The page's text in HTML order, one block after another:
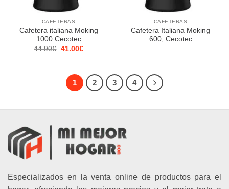
CAFETERAS
Cafetera italiana Moking
1000 Cecotec
44.90€ El
44.90€.
41.00€El
41.00€.
CAFETERAS
Cafetera Italiana Moking
600, Cecotec
1 2 3 4
Especializados en la venta online de productos para el